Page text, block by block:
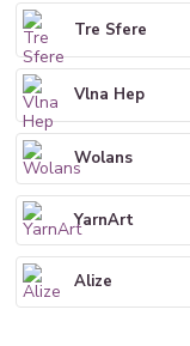
Tre Sfere
Vlna Hep
Wolans
YarnArt
Alize